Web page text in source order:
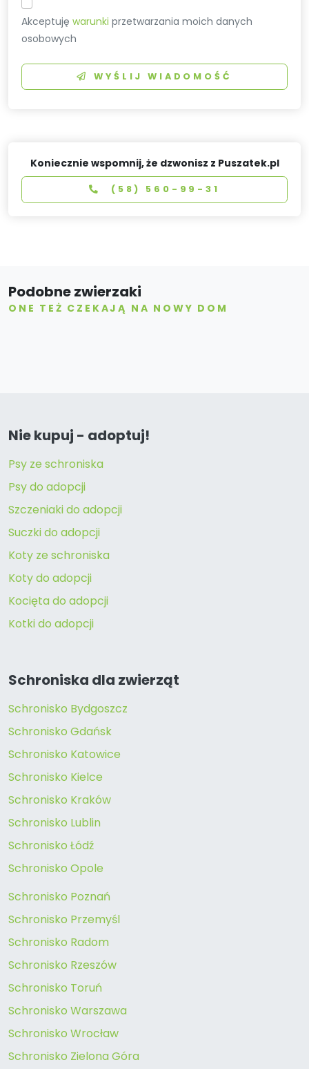
Akceptujęwarunki przetwarzania moich danych
osobowych
WYŚLIJ WIADOMOŚĆ
Koniecznie wspomnij, że dzwonisz z Puszatek.pl
(58) 560-99-31
Podobne zwierzaki
ONE TEŻ CZEKAJĄ NA NOWY DOM
Nie kupuj - adoptuj!
Psy ze schroniska
Psy do adopcji
Szczeniaki do adopcji
Suczki do adopcji
Koty ze schroniska
Koty do adopcji
Kocięta do adopcji
Kotki do adopcji
Schroniska dla zwierząt
Schronisko Bydgoszcz
Schronisko Gdańsk
Schronisko Katowice
Schronisko Kielce
Schronisko Kraków
Schronisko Lublin
Schronisko Łódź
Schronisko Opole
Schronisko Poznań
Schronisko Przemyśl
Schronisko Radom
Schronisko Rzeszów
Schronisko Toruń
Schronisko Warszawa
Schronisko Wrocław
Schronisko Zielona Góra